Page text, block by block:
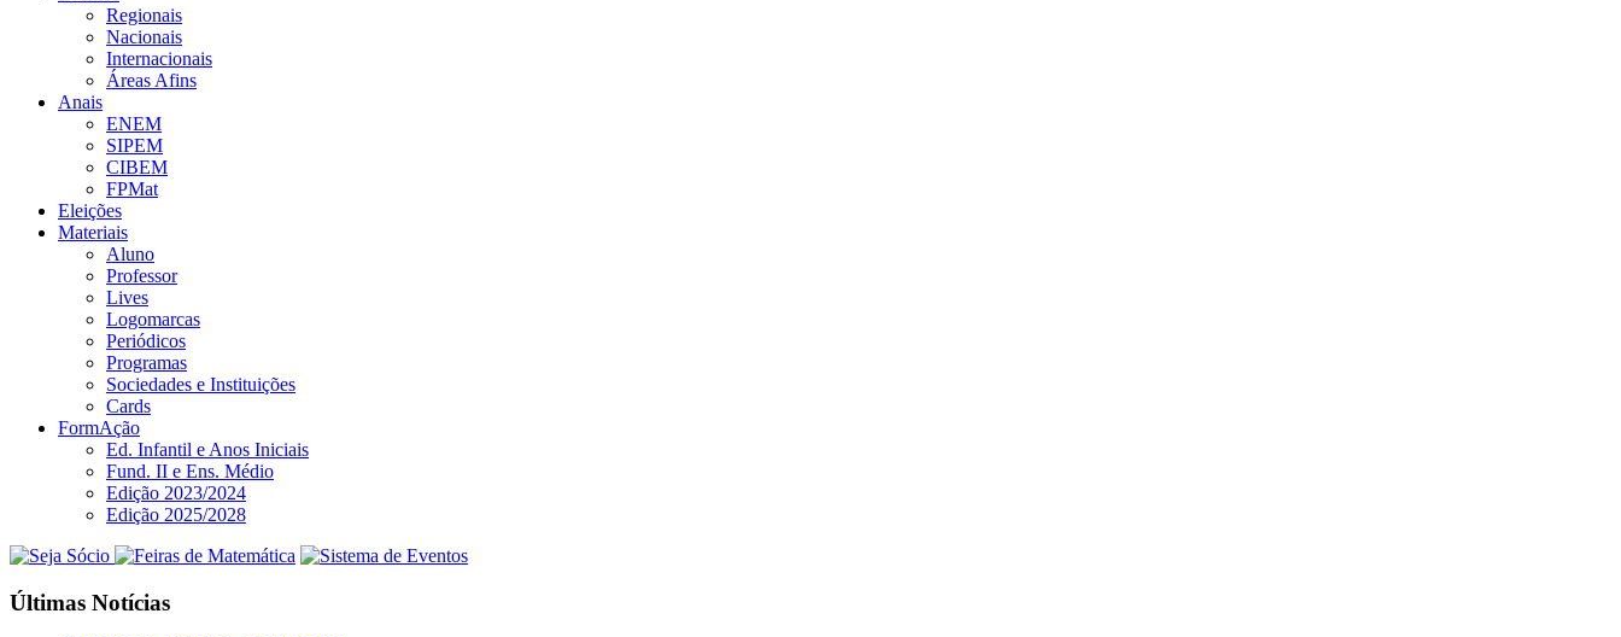
Regionais
Nacionais
Internacionais
Áreas Afins
Anais
ENEM
SIPEM
CIBEM
FPMat
Eleições
Materiais
Aluno
Professor
Lives
Logomarcas
Periódicos
Programas
Sociedades e Instituições
Cards
FormAção
Ed. Infantil e Anos Iniciais
Fund. II e Ens. Médio
Edição 2023/2024
Edição 2025/2028
Últimas Notícias